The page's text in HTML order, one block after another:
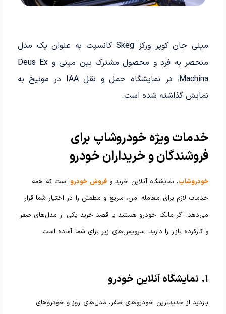
مینی جان کوپر ورکز Skeg کانسپت به عنوان یک مدل
منحصر به فرد و محصول مشترک بین مینی و Deus Ex
Machina، در نمایشگاه حمل و نقل IAA در مونیخ به
نمایش گذاشته شده است.
خدمات ویژه خودروشاپ برای
فروشندگان و خریداران خودرو
خودروشاپ، نمایشگاه آنلاین خرید وفروش خودرواست که همه
خدمات لازم برای معامله امن، سریع و مطمئن را در اختیار شما قرار
می‌دهد. اگر مالک خودرو هستید یا قصد خرید یکی از مدل‌های صفر
و کارکرده بازار را دارید، سرویس‌های زیر برای شما آماده است:
۱. نمایشگاه آنلاین خودرو
بازدید از جدیدترین خودروهای صفر، مدل‌های روز و خودروهای